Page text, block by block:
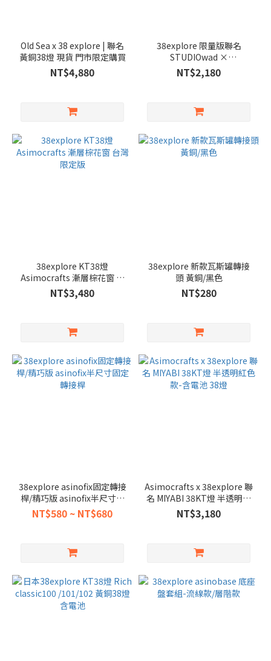
Old Sea x 38 explore | 聯名
黃銅38燈 現貨 門市限定購買
NT$4,880
38explore 限量版聯名
STUDIOwad ×
GRINDLODGE聯名合作款
38燈・第二彈
NT$2,180
38explore KT38燈
Asimocrafts 漸層棕花窗 台
灣限定版
NT$3,480
38explore 新款瓦斯罐轉接
頭 黃銅/黑色
NT$280
38explore asinofix固定轉接
桿/精巧版 asinofix半尺寸固
定轉接桿
NT$580 ~ NT$680
Asimocrafts x 38explore 聯
名 MIYABI 38KT燈 半透明紅
色款-含電池 38燈
NT$3,180